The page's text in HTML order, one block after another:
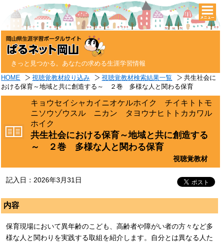
きっと見つかる。あなたの求める生涯学習情報
HOME 視聴覚教材絞り込み 視聴覚教材検索結果一覧
共生社会に
おける保育～地域と共に創造する～ ２巻 多様な人と関わる保育
キョウセイシャカイニオケルホイク チイキトトモ
ニソウゾウスル ニカン タヨウナヒトトカカワル
ホイク
共生社会における保育～地域と共に創造する
～ ２巻 多様な人と関わる保育
視聴覚教材
記入日：2026年3月31日
内容
保育現場において異年齢のこども、高齢者や障がい者の方々など多
様な人と関わりを実践する取組を紹介します。自分とは異なる人た